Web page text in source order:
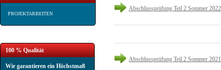
PROJEKTARBEITEN
100 % Qualität
Wir garantieren ein Höchstmaß
Abschlussprüfung Teil 2 Sommer 2022
Abschlussprüfung Teil 2 Sommer 2021